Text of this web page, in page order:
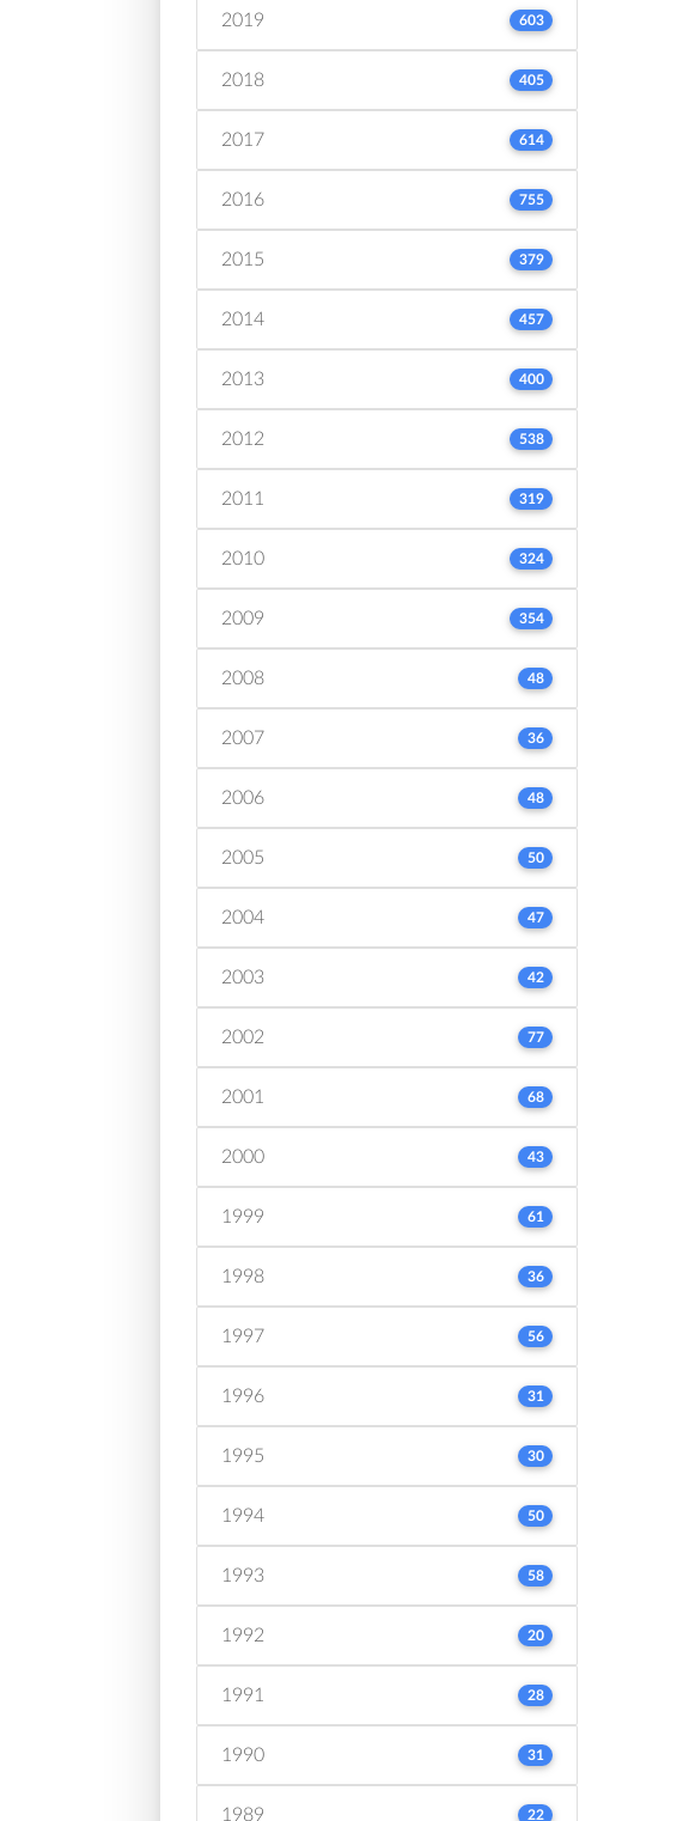
2019 603
2018 405
2017 614
2016 755
2015 379
2014 457
2013 400
2012 538
2011 319
2010 324
2009 354
2008 48
2007 36
2006 48
2005 50
2004 47
2003 42
2002 77
2001 68
2000 43
1999 61
1998 36
1997 56
1996 31
1995 30
1994 50
1993 58
1992 20
1991 28
1990 31
1989 22